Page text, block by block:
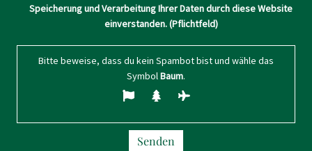
Speicherung und Verarbeitung Ihrer Daten durch diese Website
einverstanden. (Pflichtfeld)
Bitte beweise, dass du kein Spambot bist und wähle das
SymbolBaum.